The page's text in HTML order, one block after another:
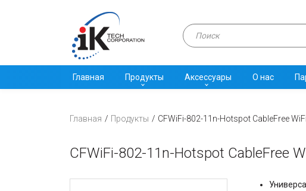
Главная Продукты Аксессуары О нас
Главная Продукты CFWiFi-802-11n-Hotspot CableFree
CFWiFi-802-11n-Hotspot CableFree